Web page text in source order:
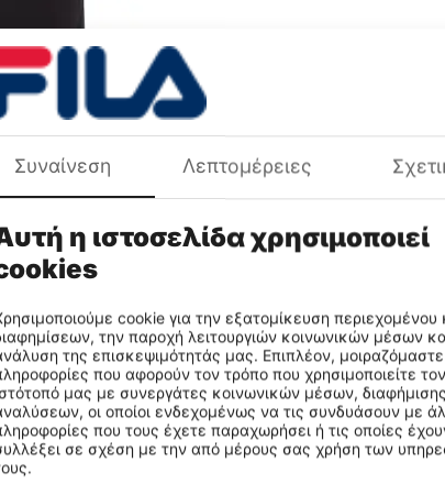
Συναίνεση Λεπτομέρειες
η ιστοσελίδα χρησιμοποιεί
cookie για την εξατομίκευση περιεχομένου
την παροχή λειτουργιών κοινωνικών μέσων
της επισκεψιμότητάς μας. Επιπλέον, μοιραζόμαστε
που αφορούν τον τρόπο που χρησιμοποιείτε τον
μας με συνεργάτες κοινωνικών μέσων,
οι οποίοι ενδεχομένως να τις συνδυάσουν με
που τους έχετε παραχωρήσει ή τις οποίες
σε σχέση με την από μέρους σας χρήση των